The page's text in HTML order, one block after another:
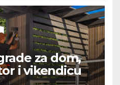
za dom,
i vikendicu